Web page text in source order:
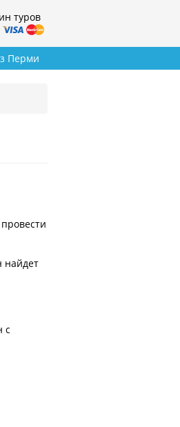
туров
Перми
найдет
с